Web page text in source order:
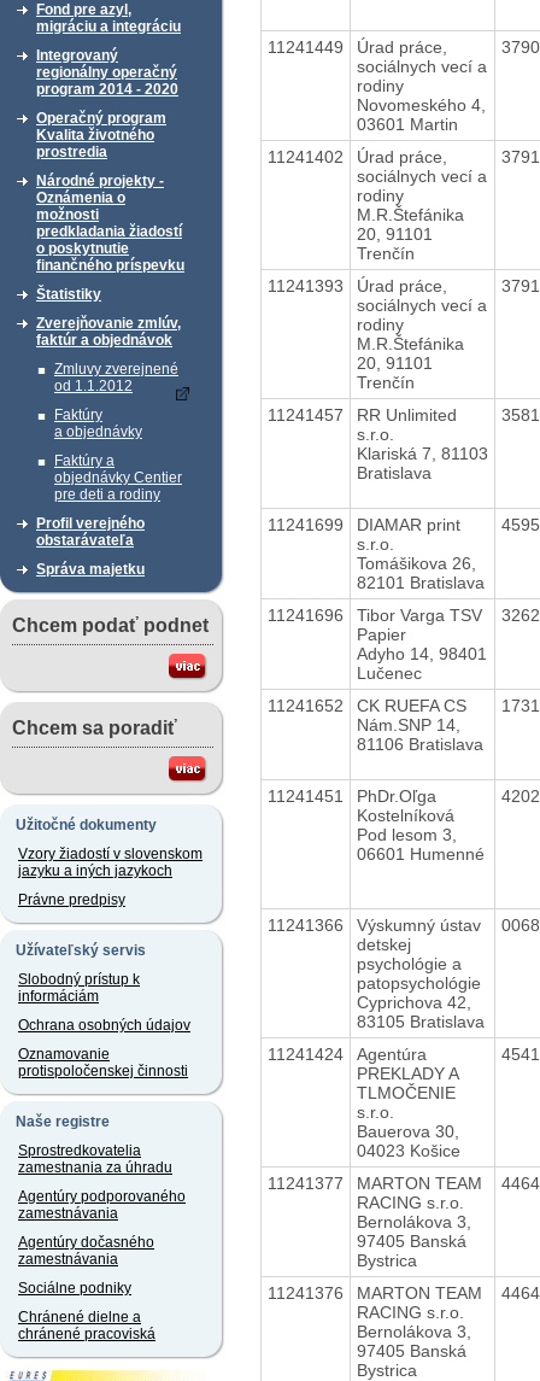
Fond pre azyl,
migráciu a integráciu
Integrovaný
regionálny operačný
program 2014 - 2020
Operačný program
Kvalita životného
prostredia
Národné projekty -
Oznámenia o
možnosti
predkladania žiadostí
o poskytnutie
finančného príspevku
Štatistiky
Zverejňovanie zmlúv,
faktúr a objednávok
Zmluvy zverejnené
od 1.1.2012
Faktúry
a objednávky
Faktúry a
objednávky Centier
pre deti a rodiny
Profil verejného
obstarávateľa
Správa majetku
Chcem podať podnet
Chcem sa poradiť
Užitočné dokumenty
Vzory žiadostí v slovenskom
jazyku a iných jazykoch
Právne predpisy
Užívateľský servis
Slobodný prístup k
informáciám
Ochrana osobných údajov
Oznamovanie
protispoločenskej činnosti
Naše registre
Sprostredkovatelia
zamestnania za úhradu
Agentúry podporovaného
zamestnávania
Agentúry dočasného
zamestnávania
Sociálne podniky
Chránené dielne a
chránené pracoviská
11241449
Úrad práce,
sociálnych vecí a
rodiny
Novomeského 4,
03601 Martin
11241402
Úrad práce,
sociálnych vecí a
rodiny
M.R.Štefánika
20, 91101
Trenčín
11241393
Úrad práce,
sociálnych vecí a
rodiny
M.R.Štefánika
20, 91101
Trenčín
11241457
RR Unlimited
s.r.o.
Klariská 7, 81103
Bratislava
11241699
DIAMAR print
s.r.o.
Tomášikova 26,
82101 Bratislava
11241696
Tibor Varga TSV
Papier
Adyho 14, 98401
Lučenec
11241652
CK RUEFA CS
Nám.SNP 14,
81106 Bratislava
11241451
PhDr.Oľga
Kostelníková
Pod lesom 3,
06601 Humenné
11241366
Výskumný ústav
detskej
psychológie a
patopsychológie
Cyprichova 42,
83105 Bratislava
11241424
Agentúra
PREKLADY A
TLMOČENIE
s.r.o.
Bauerova 30,
04023 Košice
11241377
MARTON TEAM
RACING s.r.o.
Bernolákova 3,
97405 Banská
Bystrica
11241376
MARTON TEAM
RACING s.r.o.
Bernolákova 3,
97405 Banská
Bystrica